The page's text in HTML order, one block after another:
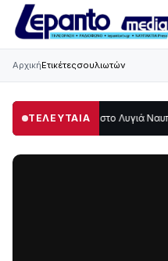
ΑρχικήΕτικέτεςσουλιωτών
ΤΕΛΕΥΤΑΙΑ
μέρος στο Λυγιά Ναυπάκτου12:08